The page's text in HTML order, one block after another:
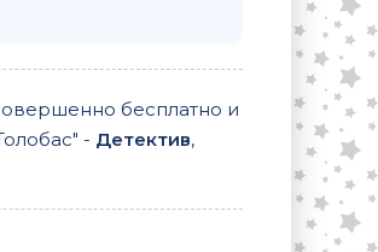
бесплатно и
- Детектив,